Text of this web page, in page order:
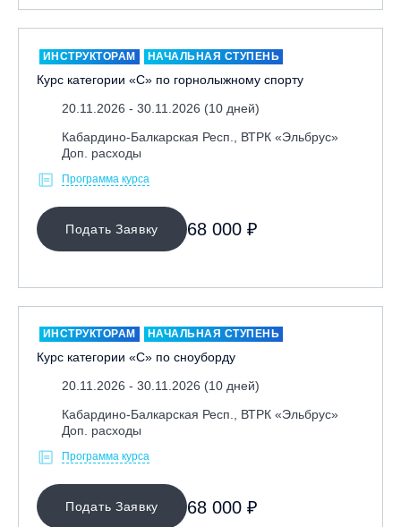
ИНСТРУКТОРАМ НАЧАЛЬНАЯ СТУПЕНЬ
Курс категории «С» по горнолыжному спорту
20.11.2026 - 30.11.2026 (10 дней)
Кабардино-Балкарская Респ., ВТРК «Эльбрус»
Доп. расходы
Программа курса
Подать Заявку 68 000 ₽
ИНСТРУКТОРАМ НАЧАЛЬНАЯ СТУПЕНЬ
Курс категории «С» по сноуборду
20.11.2026 - 30.11.2026 (10 дней)
Кабардино-Балкарская Респ., ВТРК «Эльбрус»
Доп. расходы
Программа курса
Подать Заявку 68 000 ₽